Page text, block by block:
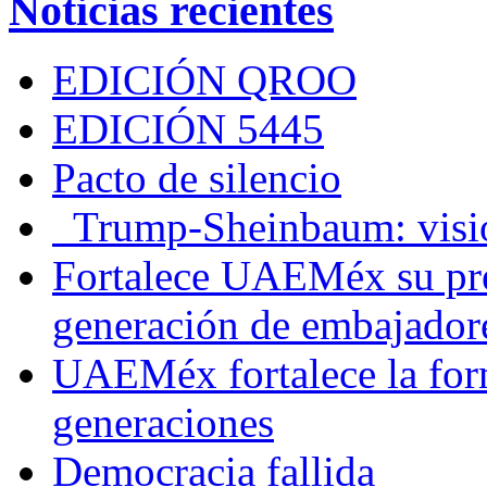
Noticias recientes
EDICIÓN QROO
EDICIÓN 5445
Pacto de silencio
Trump-Sheinbaum:
Fortalece UAEMéx su
generación de
UAEMéx fortalece la
generaciones
Democracia fallida